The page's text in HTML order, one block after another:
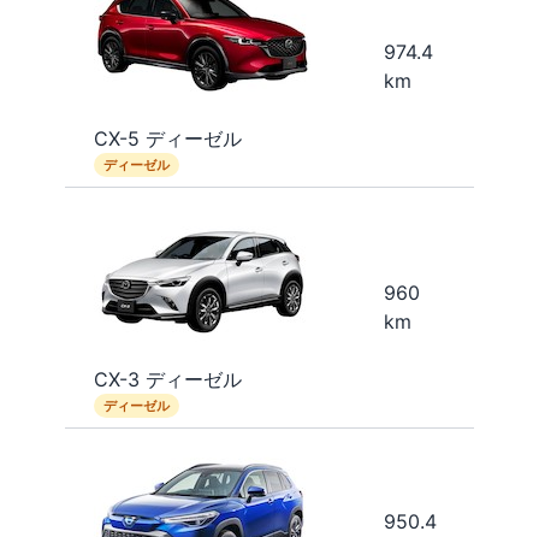
CX-5 ディーゼル
ディーゼル
974.4
km
CX-3 ディーゼル
ディーゼル
960
km
950.4